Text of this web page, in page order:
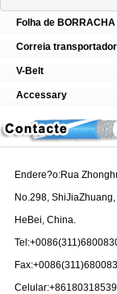
Folha de BORRACHA
Correia
V-Belt
Accessary
Endere?o:Rua
No.298,
HeBei, China.